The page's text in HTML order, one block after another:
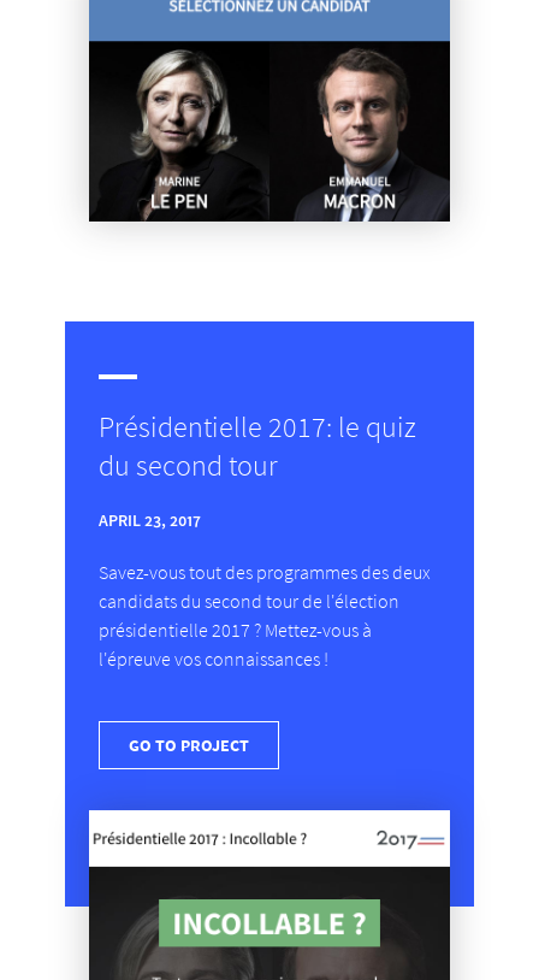
Présidentielle 2017: le quiz
du second tour
APRIL 23, 2017
Savez-vous tout des programmes des deux
candidats du second tour de l'élection
présidentielle 2017 ? Mettez-vous à
l'épreuve vos connaissances !
GO TO PROJECT